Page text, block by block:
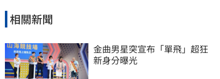
相關新聞
金曲男星突宣布「單飛」超狂
新身分曝光